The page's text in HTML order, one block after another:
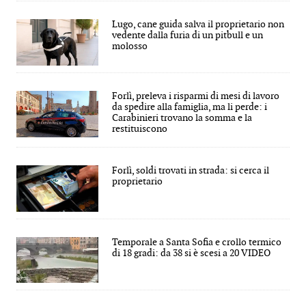
Lugo, cane guida salva il proprietario non
vedente dalla furia di un pitbull e un
molosso
Forlì, preleva i risparmi di mesi di lavoro
da spedire alla famiglia, ma li perde: i
Carabinieri trovano la somma e la
restituiscono
Forlì, soldi trovati in strada: si cerca il
proprietario
Temporale a Santa Sofia e crollo termico
di 18 gradi: da 38 si è scesi a 20 VIDEO